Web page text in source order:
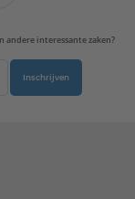
interessante zaken?
Inschrijven